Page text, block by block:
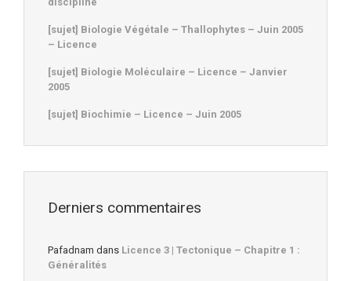
[sujet] Biologie Végétale – Thallophytes – Juin 2005
– Licence
[sujet] Biologie Moléculaire – Licence – Janvier
2005
[sujet] Biochimie – Licence – Juin 2005
Derniers commentaires
Pafadnam dans Licence 3 | Tectonique – Chapitre 1 :
Généralités